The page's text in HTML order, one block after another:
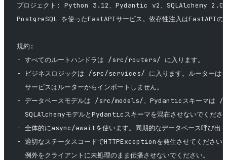
プロジェクト: Python 3.12、Pydantic v2、SQLAlchemy 2.0
PostgreSQL を使ったFastAPIサービス。依存性注入はFastAPI
規約:
- すべてのルートハンドラは /src/routers/ に入ります。
- ビジネスロジックは /src/services/ に入ります。ルーターはサ
  サービスはルーターからインポートしません。
- データベースモデルは /src/models/、Pydanticスキーマは /
SQLAlchemyモデルとPydanticスキーマを混在させないでくださ
- 全体的にasync/awaitを使います。同期的なデータベース呼び出
- 適切なステータスコードでHTTPExceptionを発生させてください
  例外をクライアントに未処理のまま伝播させないでください。